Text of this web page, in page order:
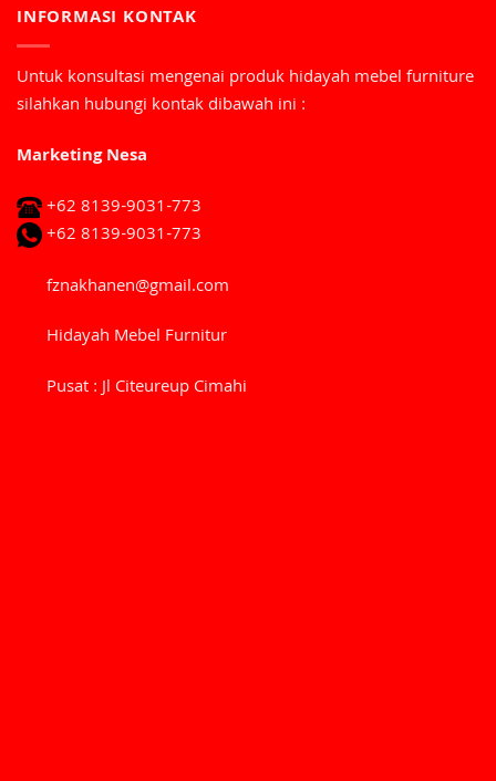
INFORMASI KONTAK
Untuk konsultasi mengenai produk hidayah mebel furniture
silahkan hubungi kontak dibawah ini :
Marketing Nesa
+62 8139-9031-773
+62 8139-9031-773
fznakhanen@gmail.com
Hidayah Mebel Furnitur
Pusat : Jl Citeureup Cimahi